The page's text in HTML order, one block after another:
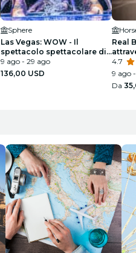
Sphere
Las Vegas: WOW - Il
spettacolo spettacolare di
Vegas
9 ago - 29 ago
136,00 USD
Real
4.7
9 ago
Da